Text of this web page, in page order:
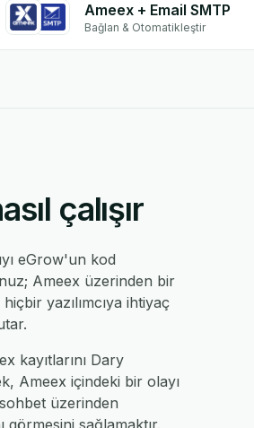
Ameex + Email SMTP
Bağlan & Otomatikleştir
çalışır
eGrow'un kod
Ameex üzerinden bir
yazılımcıya ihtiyaç
kayıtlarını Dary
Ameex içindeki bir olayı
üzerinden
sağlamaktır.